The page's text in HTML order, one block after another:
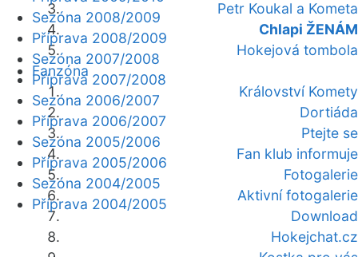
Petr Koukal a Kometa
Chlapi ŽENÁM
Hokejová tombola
Fanzóna
Království Komety
Dortiáda
Ptejte se
Fan klub informuje
Fotogalerie
Aktivní fotogalerie
Download
Hokejchat.cz
Sezóna 2008/2009
Příprava 2008/2009
Sezóna 2007/2008
Příprava 2007/2008
Sezóna 2006/2007
Příprava 2006/2007
Sezóna 2005/2006
Příprava 2005/2006
Sezóna 2004/2005
Příprava 2004/2005